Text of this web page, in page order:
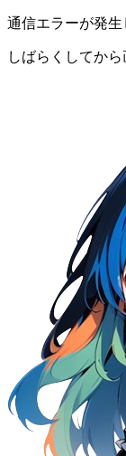
通信エラーが発生
しばらくしてか